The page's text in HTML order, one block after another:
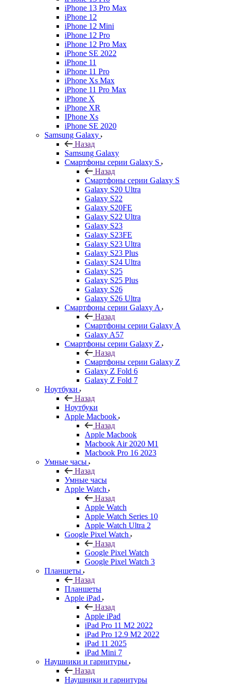
iPhone 13 Pro Max
iPhone 12
iPhone 12 Mini
iPhone 12 Pro
iPhone 12 Pro Max
iPhone SE 2022
iPhone 11
iPhone 11 Pro
iPhone Xs Max
iPhone 11 Pro Max
iPhone X
iPhone XR
IPhone Xs
iPhone SE 2020
Samsung Galaxy
Назад
Samsung Galaxy
Смартфоны серии Galaxy S
Назад
Смартфоны серии Galaxy S
Galaxy S20 Ultra
Galaxy S22
Galaxy S20FE
Galaxy S22 Ultra
Galaxy S23
Galaxy S23FE
Galaxy S23 Ultra
Galaxy S23 Plus
Galaxy S24 Ultra
Galaxy S25
Galaxy S25 Plus
Galaxy S26
Galaxy S26 Ultra
Смартфоны серии Galaxy A
Назад
Смартфоны серии Galaxy A
Galaxy A57
Смартфоны серии Galaxy Z
Назад
Смартфоны серии Galaxy Z
Galaxy Z Fold 6
Galaxy Z Fold 7
Ноутбуки
Назад
Ноутбуки
Apple Macbook
Назад
Apple Macbook
Macbook Air 2020 M1
Macbook Pro 16 2023
Умные часы
Назад
Умные часы
Apple Watch
Назад
Apple Watch
Apple Watch Series 10
Apple Watch Ultra 2
Google Pixel Watch
Назад
Google Pixel Watch
Google Pixel Watch 3
Планшеты
Назад
Планшеты
Apple iPad
Назад
Apple iPad
iPad Pro 11 M2 2022
iPad Pro 12.9 M2 2022
iPad 11 2025
iPad Mini 7
Наушники и гарнитуры
Назад
Наушники и гарнитуры